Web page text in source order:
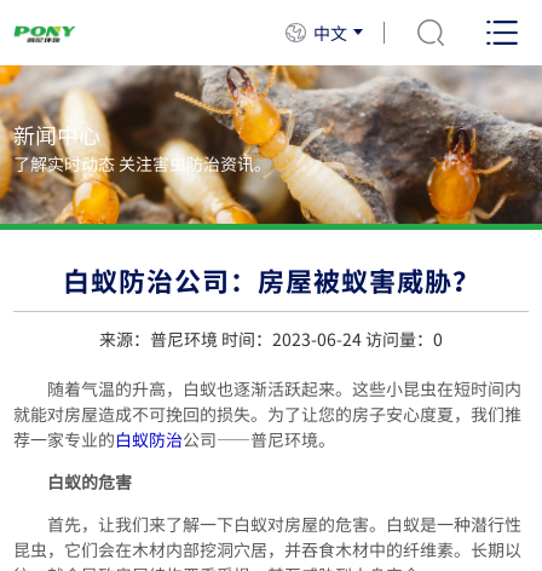
中文
新闻中心
了解实时动态 关注害虫防治资讯。
白蚁防治公司：房屋被蚁害威胁？
来源：普尼环境 时间：2023-06-24 访问量： 0
随着气温的升高，白蚁也逐渐活跃起来。这些小昆虫在短时间内
就能对房屋造成不可挽回的损失。为了让您的房子安心度夏，我们推
荐一家专业的白蚁防治公司——普尼环境。
白蚁的危害
首先，让我们来了解一下白蚁对房屋的危害。白蚁是一种潜行性
昆虫，它们会在木材内部挖洞穴居，并吞食木材中的纤维素。长期以